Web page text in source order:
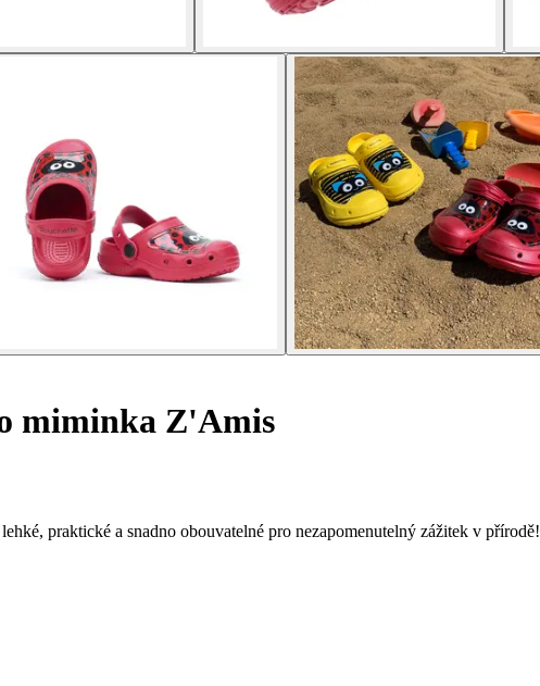
miminka Z'Amis
praktické a snadno obouvatelné pro nezapomenutelný zážitek v přírodě!